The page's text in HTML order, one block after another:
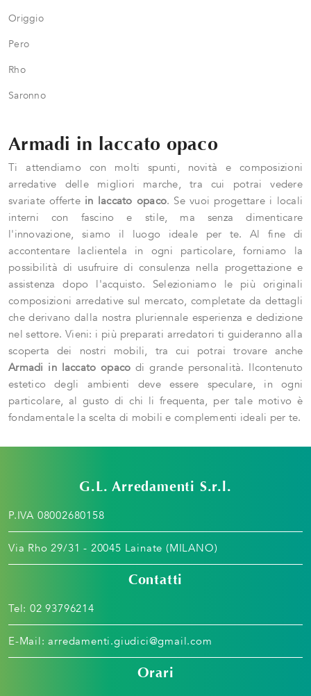
Origgio
Pero
Rho
Saronno
Armadi in laccato opaco
Ti attendiamo con molti spunti, novità e composizioni
arredative delle migliori marche, tra cui potrai vedere
svariate offerte in laccato opaco. Se vuoi progettare i locali
interni con fascino e stile, ma senza dimenticare
l'innovazione, siamo il luogo ideale per te. Al fine di
accontentare laclientela in ogni particolare, forniamo la
possibilità di usufruire di consulenza nella progettazione e
assistenza dopo l'acquisto. Selezioniamo le più originali
composizioni arredative sul mercato, completate da dettagli
che derivano dalla nostra pluriennale esperienza e dedizione
nel settore. Vieni: i più preparati arredatori ti guideranno alla
scoperta dei nostri mobili, tra cui potrai trovare anche
Armadi in laccato opaco di grande personalità. Ilcontenuto
estetico degli ambienti deve essere speculare, in ogni
particolare, al gusto di chi li frequenta, per tale motivo è
fondamentale la scelta di mobili e complementi ideali per te.
G.L. Arredamenti S.r.l.
P.IVA 08002680158
Via Rho 29/31 - 20045 Lainate (MILANO)
Contatti
Tel: 02 93796214
E-Mail: arredamenti.giudici@gmail.com
Orari